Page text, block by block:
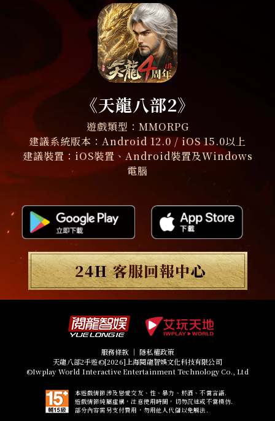
《天龍八部2》
遊戲類型：MMORPG
建議系統版本：Android 12.0 / iOS 15.0以上
建議裝置：iOS裝置、Android裝置及Windows
電腦
服務條款 ｜隱私權政策
天龍八部2手遊©[2026]上海閱龍智娛文化科技有限公司
©Iwplay World Interactive Entertainment Technology Co., Ltd
本遊戲情節涉及戀愛交友、性、暴力、菸酒、不當言語.
遊戲情節純屬虛構，注意使用時間，切勿沉迷或不當模仿.
部分內容需另支付費用，勿用他人代儲以免觸法.